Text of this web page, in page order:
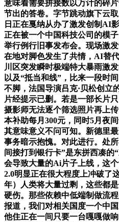
意味着需要拼接数以万计的碎
节出的答卷。字节跳动旗下云
日正在戛纳从办了激发创制AI
正在被一个中国科技公司的模
举行例行旧事发布会。现场激
在地对脚色发生了共情，AI替
川区突发瞬时极端特大暴雨激
以及“抵当和线”，比来一段时
不脚，法国导演吕克·贝松创立
片经提示已删。若是一部长片
摄影师无法逐个筛选照片再上
本补助每月300元，同时5月夜
其意味意义不问可知。新德里
事务暗示抱愧。对此进行。处
间接打到银行卡”是东拼西凑的
会导致大量的Ai片子上线，这
2.0明显正在很大程度上冲破了
年）人类将大量过剩，这些都
硬伤。那些依赖中低端制做流
报道，我们对相关国度一个中
他住正在一间只要一台嘎嘎做